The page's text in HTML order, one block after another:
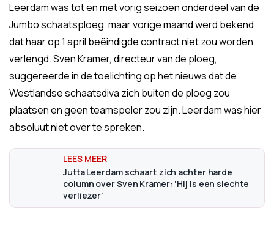
Leerdam was tot en met vorig seizoen onderdeel van de
Jumbo schaatsploeg, maar vorige maand werd bekend
dat haar op 1 april beëindigde contract niet zou worden
verlengd. Sven Kramer, directeur van de ploeg,
suggereerde in de toelichting op het nieuws dat de
Westlandse schaatsdiva zich buiten de ploeg zou
plaatsen en geen teamspeler zou zijn. Leerdam was hier
absoluut niet over te spreken.
Jutta Leerdam schaart zich achter harde
column over Sven Kramer: 'Hij is een slechte
verliezer'